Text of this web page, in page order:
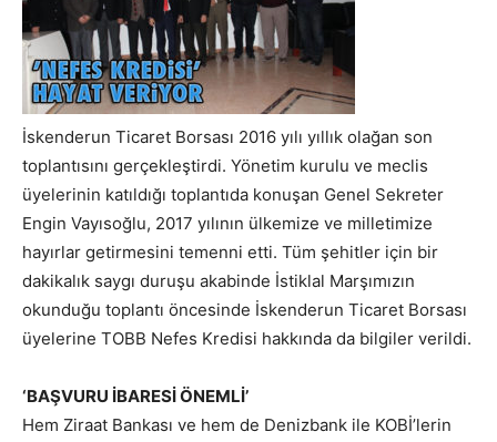
İskenderun Ticaret Borsası 2016 yılı yıllık olağan son
toplantısını gerçekleştirdi. Yönetim kurulu ve meclis
üyelerinin katıldığı toplantıda konuşan Genel Sekreter
Engin Vayısoğlu, 2017 yılının ülkemize ve milletimize
hayırlar getirmesini temenni etti. Tüm şehitler için bir
dakikalık saygı duruşu akabinde İstiklal Marşımızın
okunduğu toplantı öncesinde İskenderun Ticaret Borsası
üyelerine TOBB Nefes Kredisi hakkında da bilgiler verildi.
‘BAŞVURU İBARESİ ÖNEMLİ’
Hem Ziraat Bankası ve hem de Denizbank ile KOBİ’lerin